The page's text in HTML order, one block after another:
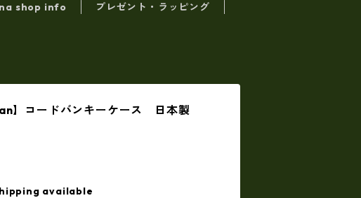
shop info プレゼント・ラッピング
】コードバンキーケース 日本製
available